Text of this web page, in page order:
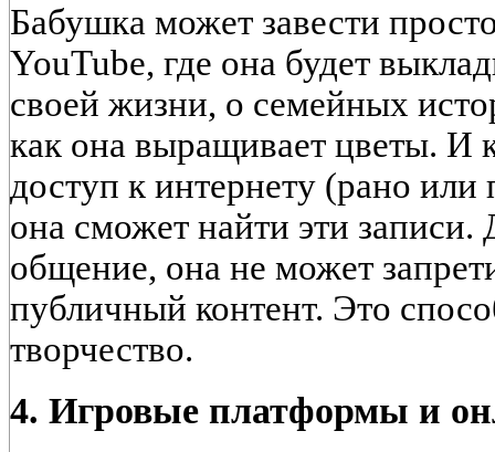
Бабушка может завести
YouTube, где она будет
своей жизни, о семейных
как она выращивает цветы. И
доступ к интернету (рано или
она сможет найти эти записи.
общение, она не может
публичный контент. Это
творчество.
4. Игровые платформы и